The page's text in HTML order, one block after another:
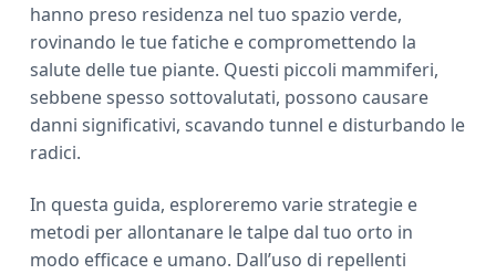
hanno preso residenza nel tuo spazio verde,
rovinando le tue fatiche e compromettendo la
salute delle tue piante. Questi piccoli mammiferi,
sebbene spesso sottovalutati, possono causare
danni significativi, scavando tunnel e disturbando le
radici.
In questa guida, esploreremo varie strategie e
metodi per allontanare le talpe dal tuo orto in
modo efficace e umano. Dall’uso di repellenti